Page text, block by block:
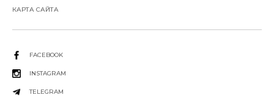
КАРТА САЙТА
FACEBOOK
INSTAGRAM
TELEGRAM